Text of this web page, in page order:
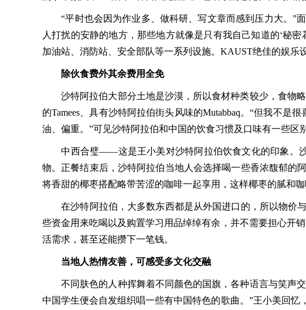
“平时也会因为作业多、做科研、写文章而感到压力大。”面
人打扰的安静的地方，那些地方就像是只有我自己知道的‘秘
加油站、消防站、安全部队等一系列设施。KAUST绝佳的娱乐
除伙食费外其余费用全免
沙特阿拉伯大部分土地是沙漠，所以食材种类较少，食物略
的Tamees、具有沙特阿拉伯街头风味的Mutabbaq。“但我不
油、偏重。”可见沙特阿拉伯和中国的饮食习惯及口味有一些区
中西合璧——这是王小美对沙特阿拉伯饮食文化的印象。沙
物。正餐结束后，沙特阿拉伯当地人会选择喝一些香浓馥郁的
将香甜的椰枣搭配略带苦涩的咖啡一起享用，这样椰枣的腻和
在沙特阿拉伯，大多数东西都是从外国进口的，所以物价与
些资金用来吃喝以及购置学习用品绰绰有余，并不需要担心开
活需求，甚至还能攒下一笔钱。
当地人热情友善，可感受多文化交融
不同肤色的人种挥舞着不同颜色的国旗，各种语言与笑声交
中国学生便会自发组织唱一些有中国特色的歌曲。”王小美回